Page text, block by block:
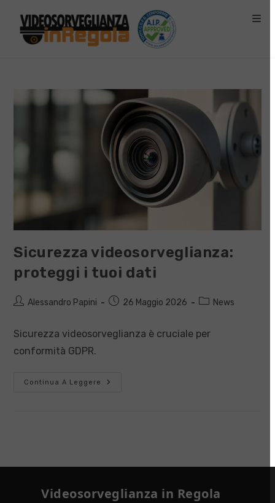
contenuto
Sicurezza videosorveglianza:
proteggi i tuoi dati
AutoreAlessandro Papini
Articolo26 Maggio 2026
Categoria
News
Sicurezza videosorveglianza è cruciale per
conformità GDPR.
Continua A Leggere
Sicurezza
Videosorveglianza in Regola